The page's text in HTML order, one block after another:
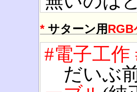
*サターン用RGB
#電子工作
だいぶ